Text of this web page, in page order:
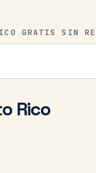
GRATIS SIN
Rico